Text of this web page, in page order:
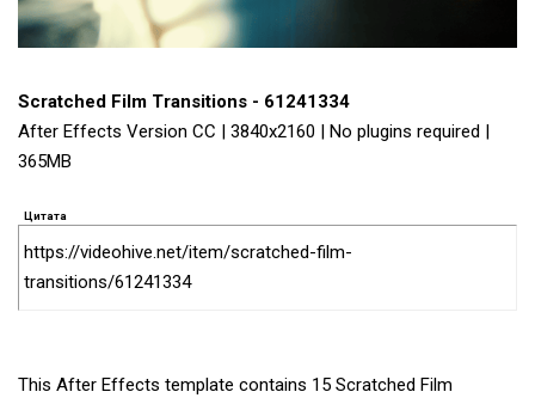
Scratched Film Transitions - 61241334
After Effects Version CC | 3840x2160 | No plugins required |
365MB
Цитата
https://videohive.net/item/scratched-film-
transitions/61241334
This After Effects template contains 15 Scratched Film